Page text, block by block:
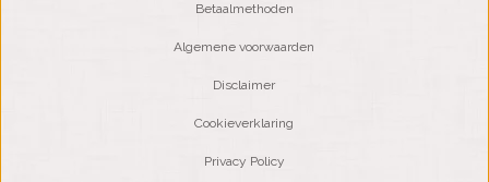
Betaalmethoden
Algemene voorwaarden
Disclaimer
Cookieverklaring
Privacy Policy